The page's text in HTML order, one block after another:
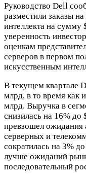
Руководство Dell
разместили заказы
интеллекта на сумму
уверенность
оценкам
серверов в первом
искусственным
В текущем квартале
млрд, в то время как
млрд. Выручка в
снизилась на 16% до
превзошел ожидания
серверных и
сократилась на 3%
лучше ожиданий
последовательный